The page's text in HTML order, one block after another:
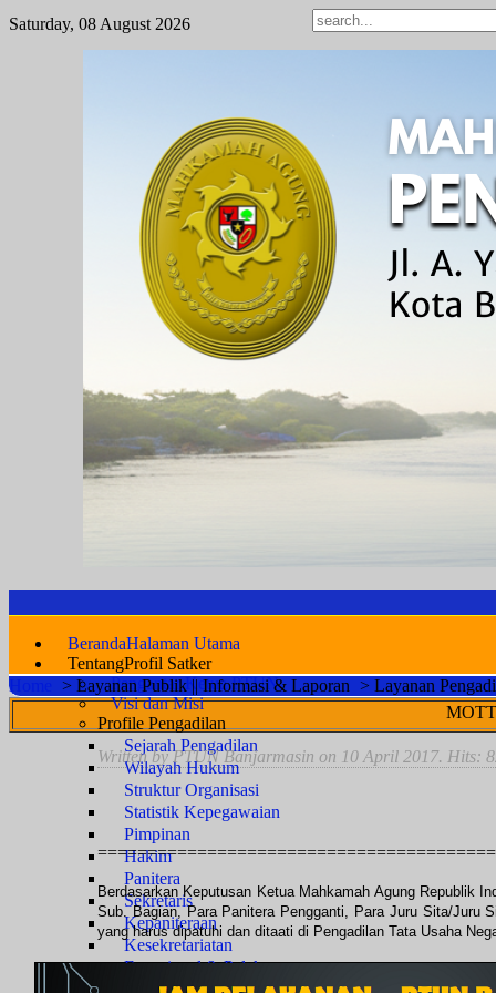
Saturday, 08 August 2026
BerandaHalaman Utama
TentangProfil Satker
Pengantar Ketua PTUN
Visi dan Misi
Profile Pengadilan
Sejarah Pengadilan
Wilayah Hukum
Struktur Organisasi
Statistik Kepegawaian
Pimpinan
Hakim
Panitera
Sekretaris
Kepaniteraan
Kesekretariatan
Fungsional & Pelaksana
PPPK
Home > Layanan Publik || Informasi & Laporan > Layanan
MOTTO PTUN
Written by PTUN Banjarmasin on 10 April 2017. Hits:
Berdasarkan Keputusan Ketua Mahkamah Agung Republik
Sub. Bagian, Para Panitera Pengganti, Para Juru Sita/Juru
yang harus dipatuhi dan ditaati di Pengadilan Tata Usaha